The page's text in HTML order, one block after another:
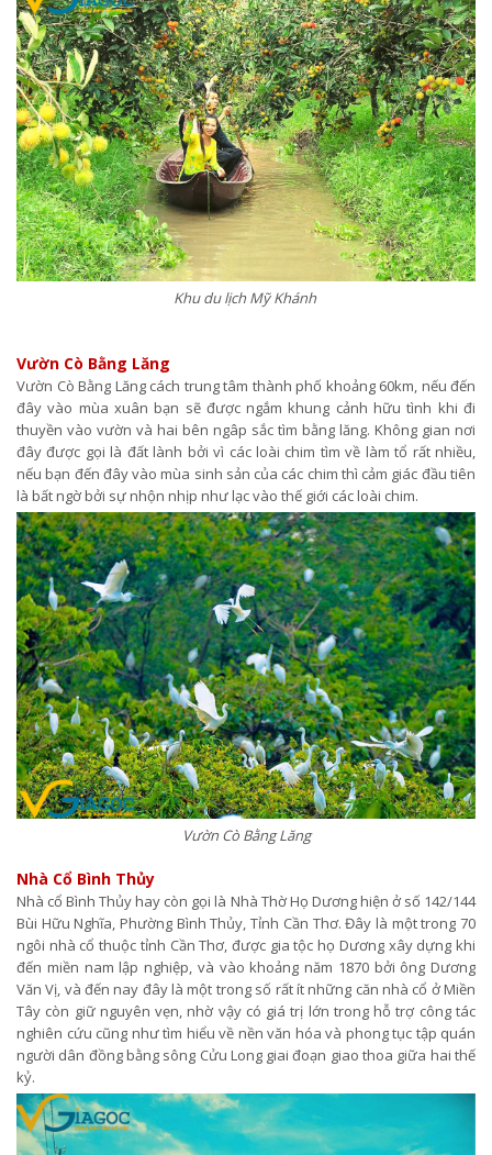
Khu du lịch Mỹ Khánh
Vườn Cò Bằng Lăng
Vườn Cò Bằng Lăng cách trung tâm thành phố khoảng 60km, nếu đến
đây vào mùa xuân bạn sẽ được ngắm khung cảnh hữu tình khi đi
thuyền vào vườn và hai bên ngâp sắc tìm bằng lăng. Không gian nơi
đây được gọi là đất lành bởi vì các loài chim tìm về làm tổ rất nhiều,
nếu bạn đến đây vào mùa sinh sản của các chim thì cảm giác đầu tiên
là bất ngờ bởi sự nhộn nhịp như lạc vào thế giới các loài chim.
Vườn Cò Bằng Lăng
Nhà Cổ Bình Thủy
Nhà cổ Bình Thủy hay còn gọi là Nhà Thờ Họ Dương hiện ở số 142/144
Bùi Hữu Nghĩa, Phường Bình Thủy, Tỉnh Cần Thơ. Đây là một trong 70
ngôi nhà cổ thuộc tỉnh Cần Thơ, được gia tộc họ Dương xây dựng khi
đến miền nam lập nghiệp, và vào khoảng năm 1870 bởi ông Dương
Văn Vị, và đến nay đây là một trong số rất ít những căn nhà cổ ở Miền
Tây còn giữ nguyên vẹn, nhờ vậy có giá trị lớn trong hỗ trợ công tác
nghiên cứu cũng như tìm hiểu về nền văn hóa và phong tục tập quán
người dân đồng bằng sông Cửu Long giai đoạn giao thoa giữa hai thế
kỷ.